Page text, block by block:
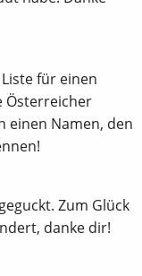
für einen
Österreicher
einen Namen, den
Zum Glück
danke dir!